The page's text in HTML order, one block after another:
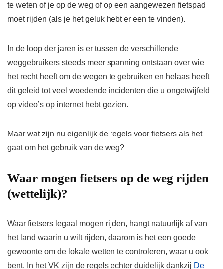
te weten of je op de weg of op een aangewezen fietspad
moet rijden (als je het geluk hebt er een te vinden).
In de loop der jaren is er tussen de verschillende
weggebruikers steeds meer spanning ontstaan ​​over wie
het recht heeft om de wegen te gebruiken en helaas heeft
dit geleid tot veel woedende incidenten die u ongetwijfeld
op video’s op internet hebt gezien.
Maar wat zijn nu eigenlijk de regels voor fietsers als het
gaat om het gebruik van de weg?
Waar mogen fietsers op de weg rijden
(wettelijk)?
Waar fietsers legaal mogen rijden, hangt natuurlijk af van
het land waarin u wilt rijden, daarom is het een goede
gewoonte om de lokale wetten te controleren, waar u ook
bent. In het VK zijn de regels echter duidelijk dankzij De